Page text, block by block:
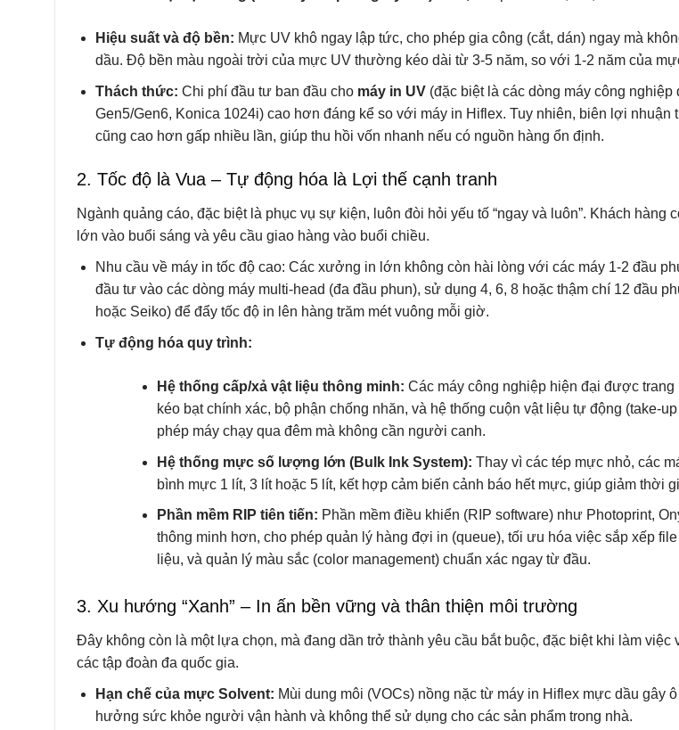
Hiệu suất và độ bền: Mực UV khô ngay lập tức, cho phép gia công (cắt, dán) ngay mà
dầu. Độ bền màu ngoài trời của mực UV thường kéo dài từ 3-5 năm, so với 1-2 năm của
Thách thức: Chi phí đầu tư ban đầu cho máy in UV(đặc biệt là các dòng máy công nghiệp
Gen5/Gen6, Konica 1024i) cao hơn đáng kể so với máy in Hiflex. Tuy nhiên, biên lợi nhuận
cũng cao hơn gấp nhiều lần, giúp thu hồi vốn nhanh nếu có nguồn hàng ổn định.
2. Tốc độ là Vua – Tự động hóa là Lợi thế cạnh tranh
Ngành quảng cáo, đặc biệt là phục vụ sự kiện, luôn đòi hỏi yếu tố “ngay và luôn”. Khách hàng
lớn vào buổi sáng và yêu cầu giao hàng vào buổi chiều.
Nhu cầu về máy in tốc độ cao: Các xưởng in lớn không còn hài lòng với các máy 1-2 đầu
đầu tư vào các dòng máy multi-head (đa đầu phun), sử dụng 4, 6, 8 hoặc thậm chí 12 đầu
hoặc Seiko) để đẩy tốc độ in lên hàng trăm mét vuông mỗi giờ.
Tự động hóa quy trình:
Hệ thống cấp/xả vật liệu thông minh: Các máy công nghiệp hiện đại được trang
kéo bạt chính xác, bộ phận chống nhăn, và hệ thống cuộn vật liệu tự động (take-
phép máy chạy qua đêm mà không cần người canh.
Hệ thống mực số lượng lớn (Bulk Ink System): Thay vì các tép mực nhỏ, các
bình mực 1 lít, 3 lít hoặc 5 lít, kết hợp cảm biến cảnh báo hết mực, giúp giảm thời
Phần mềm RIP tiên tiến: Phần mềm điều khiển (RIP software) như Photoprint,
thông minh hơn, cho phép quản lý hàng đợi in (queue), tối ưu hóa việc sắp xếp
liệu, và quản lý màu sắc (color management) chuẩn xác ngay từ đầu.
3. Xu hướng “Xanh” – In ấn bền vững và thân thiện môi trường
Đây không còn là một lựa chọn, mà đang dần trở thành yêu cầu bắt buộc, đặc biệt khi làm
các tập đoàn đa quốc gia.
Hạn chế của mực Solvent: Mùi dung môi (VOCs) nồng nặc từ máy in Hiflex mực dầu gây
hưởng sức khỏe người vận hành và không thể sử dụng cho các sản phẩm trong nhà.